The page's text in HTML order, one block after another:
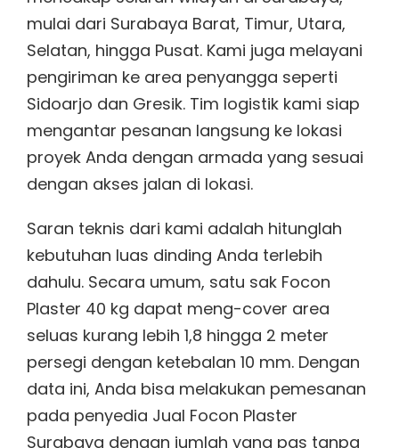
mulai dari Surabaya Barat, Timur, Utara,
Selatan, hingga Pusat. Kami juga melayani
pengiriman ke area penyangga seperti
Sidoarjo dan Gresik. Tim logistik kami siap
mengantar pesanan langsung ke lokasi
proyek Anda dengan armada yang sesuai
dengan akses jalan di lokasi.
Saran teknis dari kami adalah hitunglah
kebutuhan luas dinding Anda terlebih
dahulu. Secara umum, satu sak Focon
Plaster 40 kg dapat meng-cover area
seluas kurang lebih 1,8 hingga 2 meter
persegi dengan ketebalan 10 mm. Dengan
data ini, Anda bisa melakukan pemesanan
pada penyedia Jual Focon Plaster
Surabaya dengan jumlah yang pas tanpa